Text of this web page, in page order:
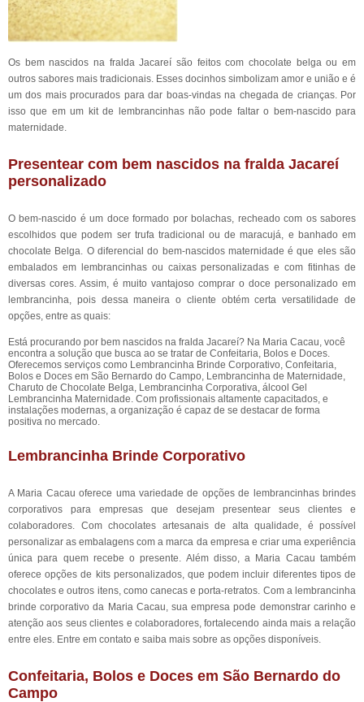
Os bem nascidos na fralda Jacareí são feitos com chocolate belga ou em
outros sabores mais tradicionais. Esses docinhos simbolizam amor e união e é
um dos mais procurados para dar boas-vindas na chegada de crianças. Por
isso que em um kit de lembrancinhas não pode faltar o bem-nascido para
maternidade.
Presentear com bem nascidos na fralda Jacareí
personalizado
O bem-nascido é um doce formado por bolachas, recheado com os sabores
escolhidos que podem ser trufa tradicional ou de maracujá, e banhado em
chocolate Belga. O diferencial do bem-nascidos maternidade é que eles são
embalados em lembrancinhas ou caixas personalizadas e com fitinhas de
diversas cores. Assim, é muito vantajoso comprar o doce personalizado em
lembrancinha, pois dessa maneira o cliente obtém certa versatilidade de
opções, entre as quais:
Está procurando por bem nascidos na fralda Jacareí? Na Maria Cacau, você
encontra a solução que busca ao se tratar de Confeitaria, Bolos e Doces.
Oferecemos serviços como Lembrancinha Brinde Corporativo, Confeitaria,
Bolos e Doces em São Bernardo do Campo, Lembrancinha de Maternidade,
Charuto de Chocolate Belga, Lembrancinha Corporativa, álcool Gel
Lembrancinha Maternidade. Com profissionais altamente capacitados, e
instalações modernas, a organização é capaz de se destacar de forma
positiva no mercado.
Lembrancinha Brinde Corporativo
A Maria Cacau oferece uma variedade de opções de lembrancinhas brindes
corporativos para empresas que desejam presentear seus clientes e
colaboradores. Com chocolates artesanais de alta qualidade, é possível
personalizar as embalagens com a marca da empresa e criar uma experiência
única para quem recebe o presente. Além disso, a Maria Cacau também
oferece opções de kits personalizados, que podem incluir diferentes tipos de
chocolates e outros itens, como canecas e porta-retratos. Com a lembrancinha
brinde corporativo da Maria Cacau, sua empresa pode demonstrar carinho e
atenção aos seus clientes e colaboradores, fortalecendo ainda mais a relação
entre eles. Entre em contato e saiba mais sobre as opções disponíveis.
Confeitaria, Bolos e Doces em São Bernardo do
Campo